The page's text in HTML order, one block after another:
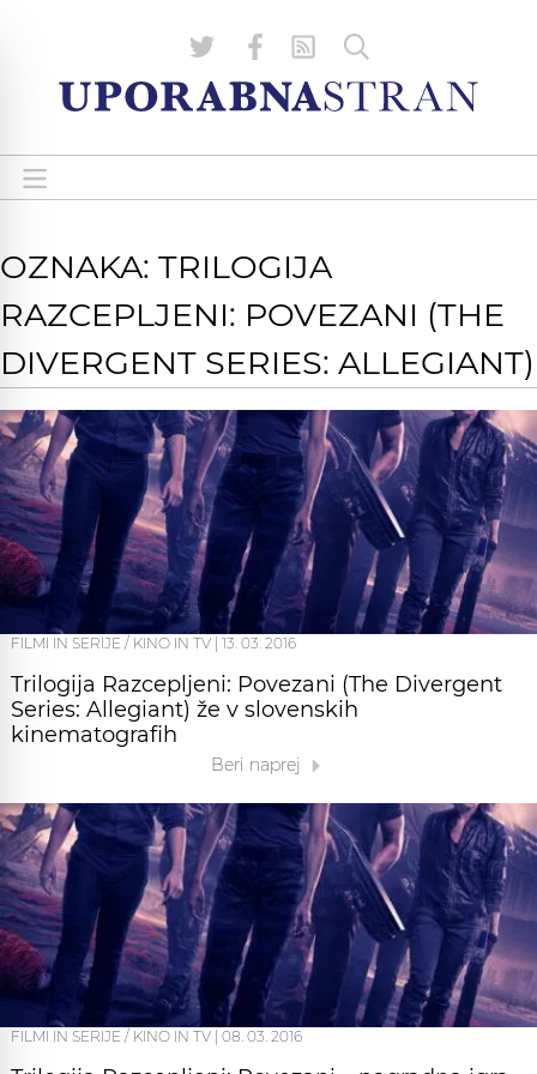
OZNAKA: TRILOGIJA
RAZCEPLJENI: POVEZANI (THE
DIVERGENT SERIES: ALLEGIANT)
FILMI IN SERIJE / KINO IN TV 13. 03. 2016
Trilogija Razcepljeni: Povezani (The Divergent
Series: Allegiant) že v slovenskih
kinematografih
Beri naprej
FILMI IN SERIJE / KINO IN TV 08. 03. 2016